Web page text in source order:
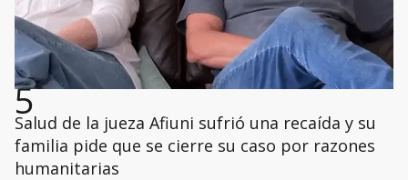
5
Salud de la jueza Afiuni sufrió una recaída y su
familia pide que se cierre su caso por razones
humanitarias